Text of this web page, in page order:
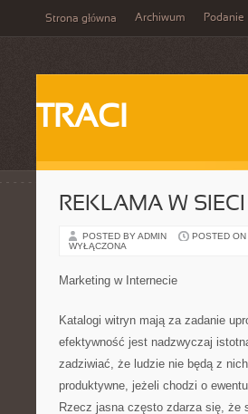
Strona główna Archiwum Podanie
TRACI
REKLAMA W SIECI
POSTED BY ADMIN POSTED
WYŁĄCZONA
Marketing w Internecie
Katalogi witryn mają za zadanie
efektywność jest nadzwyczaj
zadziwiać, że ludzie nie będą z
produktywne, jeżeli chodzi o
Rzecz jasna często zdarza się,